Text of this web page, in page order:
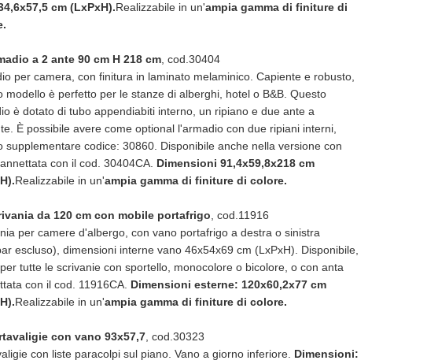
cm (LxPxH).Realizzabile in un'ampia gamma di finiture di
a 2 ante 90 cm H 218 cm , cod.30404
per camera, con finitura in laminato melaminico. Capiente e robusto,
modello è perfetto per le stanze di alberghi, hotel o B&B. Questo
è dotato di tubo appendiabiti interno, un ripiano e due ante a
È possibile avere come optional l'armadio con due ripiani interni,
supplementare codice: 30860. Disponibile anche nella versione con
con il cod. 30404CA. Dimensioni 91,4x59,8x218 cm
Realizzabile in un'ampia gamma di finiture di colore.
da 120 cm con mobile portafrigo , cod.11916
per camere d'albergo, con vano portafrigo a destra o sinistra
escluso), dimensioni interne vano 46x54x69 cm (LxPxH). Disponibile,
tutte le scrivanie con sportello, monocolore o bicolore, o con anta
con il cod. 11916CA. Dimensioni esterne: 120x60,2x77 cm
Realizzabile in un'ampia gamma di finiture di colore.
con vano 93x57,7 , cod.30323
con liste paracolpi sul piano. Vano a giorno inferiore. Dimensioni: